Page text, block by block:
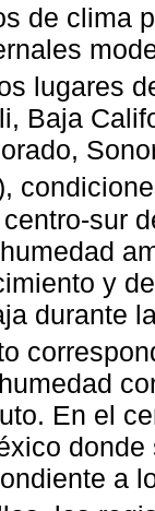
de clima
lugares
Baja
sur
y
durante
En el
a